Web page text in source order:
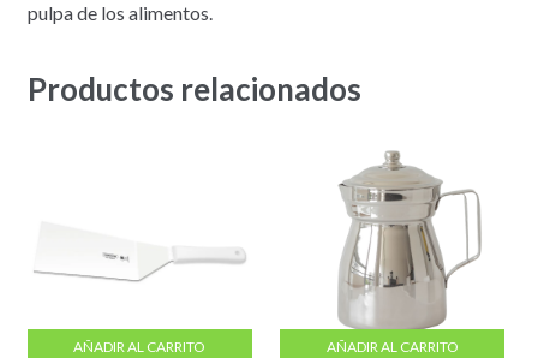
pulpa de los alimentos.
Productos relacionados
AÑADIR AL CARRITO AÑADIR AL CARRITO